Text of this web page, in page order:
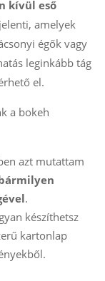
kívül eső
amelyek
égők vagy
leginkább tág
el.
a bokeh
azt mutattam
.
készíthetsz
kartonlap